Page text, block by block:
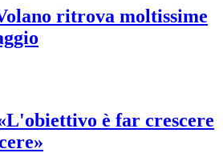
ritrova moltissime
è far crescere